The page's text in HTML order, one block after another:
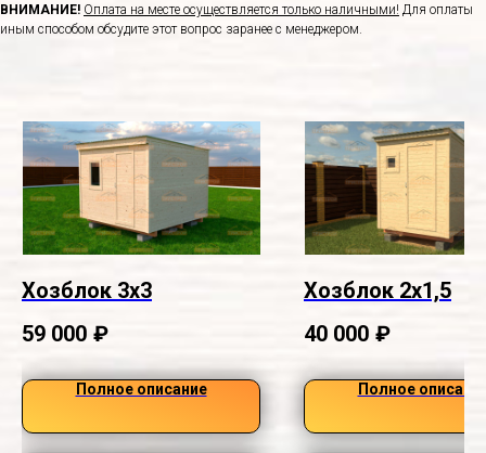
ВНИМАНИЕ! Оплата на месте осуществляется только наличными! Для оплаты
иным способом обсудите этот вопрос заранее с менеджером.
Хозблок 3х3
59 000 ₽
Полное описание
Хозблок 2х1,5
40 000 ₽
Полное